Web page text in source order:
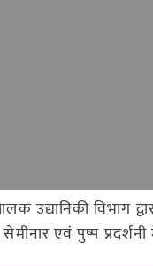
उद्यानिकी
एवं पुष्प